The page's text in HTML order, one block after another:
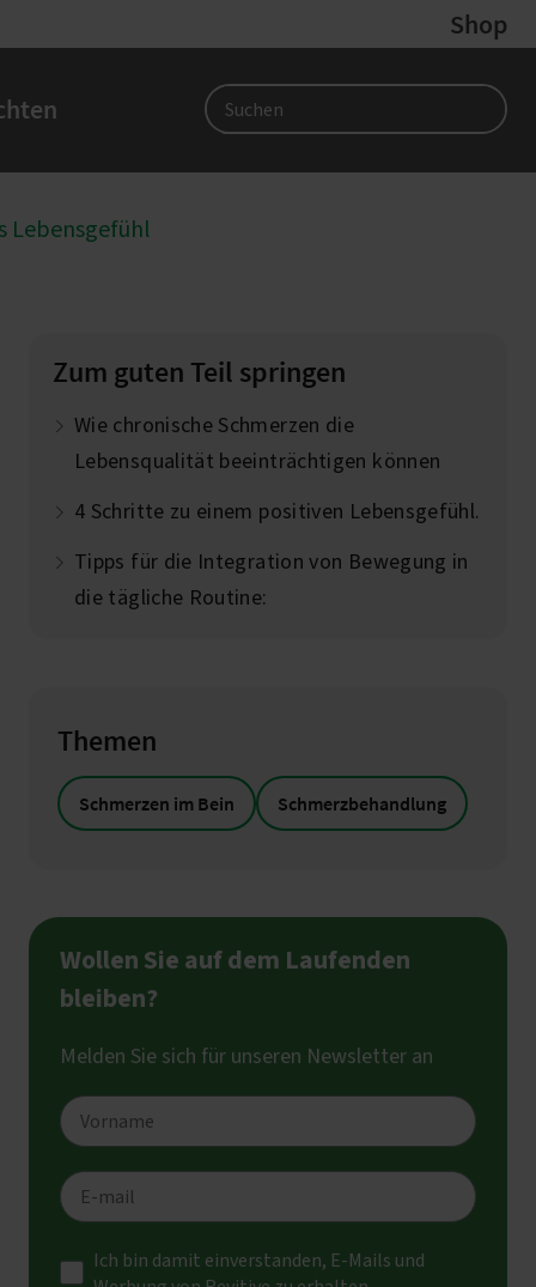
Shop
Search
Lebensgefühl
Zum guten Teil springen
Wie chronische Schmerzen die
Lebensqualität beeinträchtigen können
4 Schritte zu einem positiven Lebensgefühl.
Tipps für die Integration von Bewegung in
die tägliche Routine:
Themen
Schmerzen im Bein Schmerzbehandlung